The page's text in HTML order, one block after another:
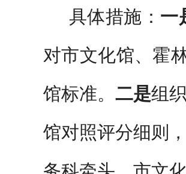
具体措施： 一
对市文化馆、霍
馆标准。 二是组
馆对照评分细则